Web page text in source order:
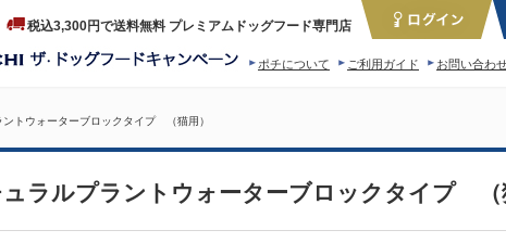
税込3,300円で送料無料 プレミアムドッグフード専門店
お問い合わ
ご利用ガイド
ポチについて
トウォーターブロックタイプ （猫用）
ュラルプラントウォーターブロックタイプ （